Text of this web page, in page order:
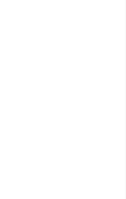
DATI
indicato